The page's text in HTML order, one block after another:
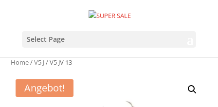
Select Page
Home/V5 J/ V5 JV 13
Angebot!